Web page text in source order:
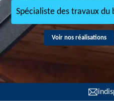
Spécialiste des travaux du
Voir nos réalisations